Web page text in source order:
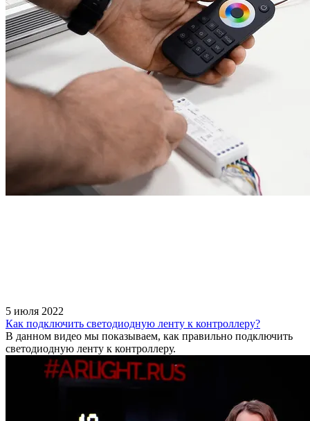
5 июля 2022
Как подключить светодиодную ленту к контроллеру?
В данном видео мы показываем, как правильно подключить
светодиодную ленту к контроллеру.